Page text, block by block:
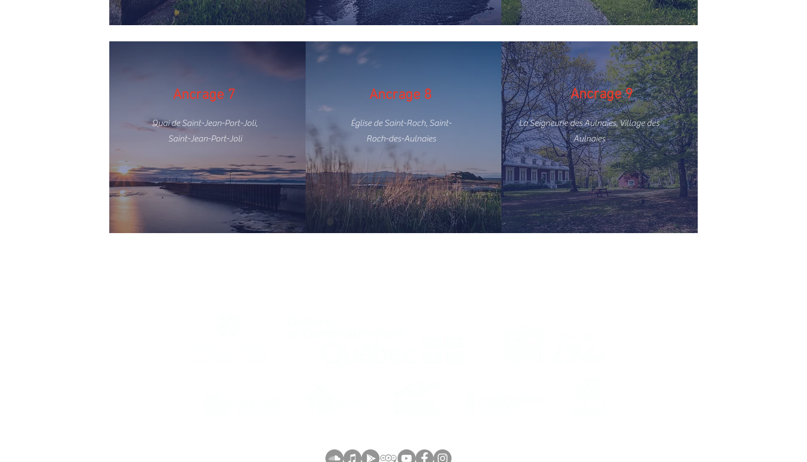
Ancrage 7
Quai de Saint-Jean-Port-Joli,
Saint-Jean-Port-Joli
Ancrage 8
Église de Saint-Roch, Saint-
Roch-des-Aulnaies
Ancrage 9
La Seigneurie des Aulnaies, Village des
Aulnaies